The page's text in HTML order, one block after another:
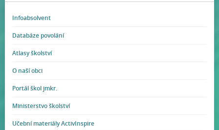
Infoabsolvent
Databáze povolání
Atlasy školství
O naší obci
Portál škol jmkr.
Ministerstvo školství
Učební materiály ActivInspire